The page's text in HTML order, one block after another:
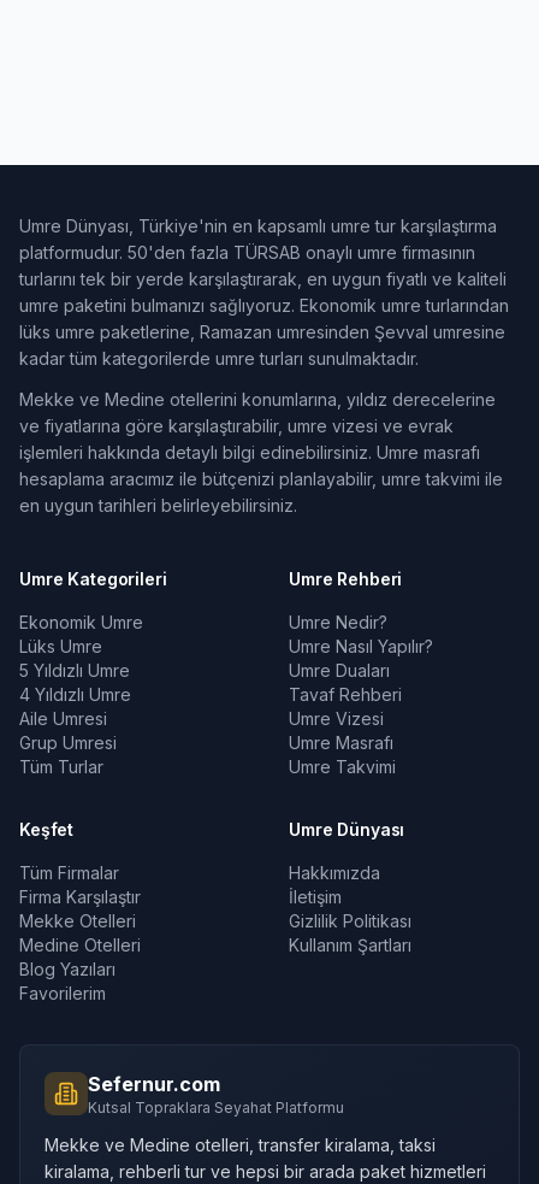
Umre Dünyası, Türkiye'nin en kapsamlı umre tur karşılaştırma
platformudur. 50'den fazla TÜRSAB onaylı umre firmasının
turlarını tek bir yerde karşılaştırarak, en uygun fiyatlı ve kaliteli
umre paketini bulmanızı sağlıyoruz. Ekonomik umre turlarından
lüks umre paketlerine, Ramazan umresinden Şevval umresine
kadar tüm kategorilerde umre turları sunulmaktadır.
Mekke ve Medine otellerini konumlarına, yıldız derecelerine
ve fiyatlarına göre karşılaştırabilir, umre vizesi ve evrak
işlemleri hakkında detaylı bilgi edinebilirsiniz. Umre masrafı
hesaplama aracımız ile bütçenizi planlayabilir, umre takvimi ile
en uygun tarihleri belirleyebilirsiniz.
Umre Kategorileri
Ekonomik Umre
Lüks Umre
5 Yıldızlı Umre
4 Yıldızlı Umre
Aile Umresi
Grup Umresi
Tüm Turlar
Umre Rehberi
Umre Nedir?
Umre Nasıl Yapılır?
Umre Duaları
Tavaf Rehberi
Umre Vizesi
Umre Masrafı
Umre Takvimi
Keşfet
Tüm Firmalar
Firma Karşılaştır
Mekke Otelleri
Medine Otelleri
Blog Yazıları
Favorilerim
Umre Dünyası
Hakkımızda
İletişim
Gizlilik Politikası
Kullanım Şartları
Sefernur.com
Kutsal Topraklara Seyahat Platformu
Mekke ve Medine otelleri, transfer kiralama, taksi
kiralama, rehberli tur ve hepsi bir arada paket hizmetleri